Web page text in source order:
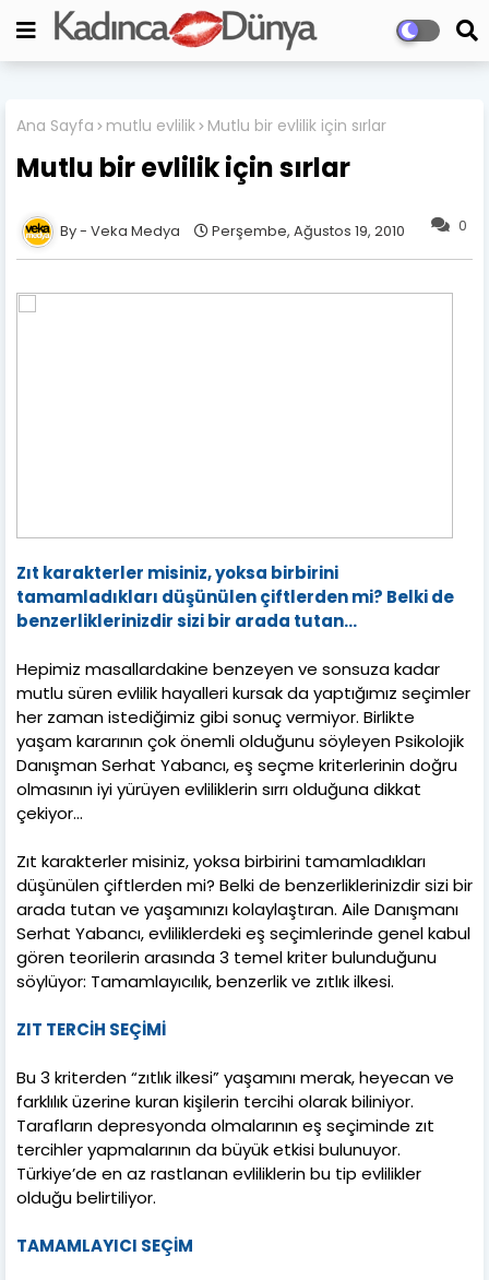
Ana Sayfa mutlu evlilik Mutlu bir evlilik için sırlar
Mutlu bir evlilik için sırlar
0
Veka Medya Perşembe, Ağustos 19, 2010
Zıt karakterler misiniz, yoksa birbirini
tamamladıkları düşünülen çiftlerden mi? Belki de
benzerliklerinizdir sizi bir arada tutan...
Hepimiz masallardakine benzeyen ve sonsuza kadar
mutlu süren evlilik hayalleri kursak da yaptığımız seçimler
her zaman istediğimiz gibi sonuç vermiyor. Birlikte
yaşam kararının çok önemli olduğunu söyleyen Psikolojik
Danışman Serhat Yabancı, eş seçme kriterlerinin doğru
olmasının iyi yürüyen evliliklerin sırrı olduğuna dikkat
çekiyor...
Zıt karakterler misiniz, yoksa birbirini tamamladıkları
düşünülen çiftlerden mi? Belki de benzerliklerinizdir sizi bir
arada tutan ve yaşamınızı kolaylaştıran. Aile Danışmanı
Serhat Yabancı, evliliklerdeki eş seçimlerinde genel kabul
gören teorilerin arasında 3 temel kriter bulunduğunu
söylüyor: Tamamlayıcılık, benzerlik ve zıtlık ilkesi.
ZIT TERCİH SEÇİMİ
Bu 3 kriterden “zıtlık ilkesi” yaşamını merak, heyecan ve
farklılık üzerine kuran kişilerin tercihi olarak biliniyor.
Tarafların depresyonda olmalarının eş seçiminde zıt
tercihler yapmalarının da büyük etkisi bulunuyor.
Türkiye’de en az rastlanan evliliklerin bu tip evlilikler
olduğu belirtiliyor.
TAMAMLAYICI SEÇİM